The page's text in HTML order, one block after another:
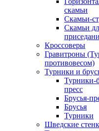
скамьи
Скамьи-
Скамьи
Кроссоверы
Гравитроны
противовесом)
Турники и
Турники-
пресс
Брусья-
Брусья
Турники
Шведские